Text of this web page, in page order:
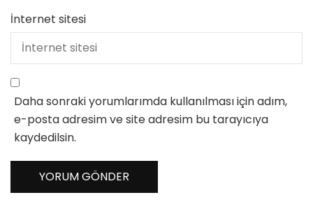
İnternet sitesi
Daha sonraki yorumlarımda kullanılması için adım,
e-posta adresim ve site adresim bu tarayıcıya
kaydedilsin.